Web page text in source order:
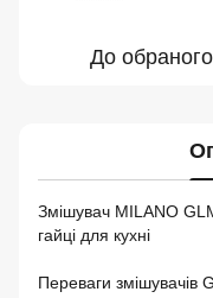
До обраного
Змішувач MILANO
гайці для кухні
Переваги змішувачів